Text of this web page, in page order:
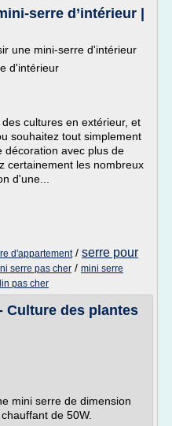
serre d’intérieur |
une mini-serre d'intérieur
d'intérieur
cultures en extérieur, et
souhaitez tout simplement
avec plus de
certainement les nombreux
d'une...
d'appartement/ serre pour
serre pas cher / mini serre
pas cher
Culture des plantes
mini serre de dimension
de 50W.